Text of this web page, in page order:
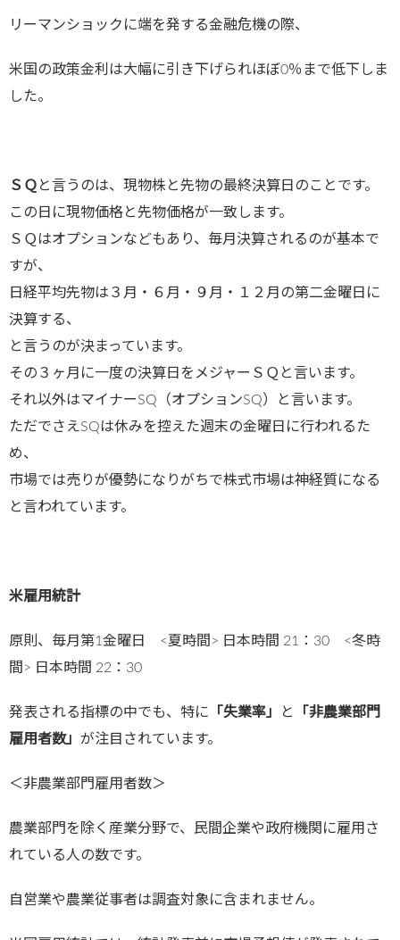
リーマンショックに端を発する金融危機の際、
米国の政策金利は大幅に引き下げられほぼ0％まで低下しま
した。
ＳＱ と言うのは、現物株と先物の最終決算日のことです。
この日に現物価格と先物価格が一致します。
ＳＱはオプションなどもあり、毎月決算されるのが基本で
すが、
日経平均先物は３月・６月・９月・１２月の第二金曜日に
決算する、
と言うのが決まっています。
その３ヶ月に一度の決算日をメジャーＳＱと言います。
それ以外はマイナーSQ（オプションSQ）と言います。
ただでさえSQは休みを控えた週末の金曜日に行われるた
め、
市場では売りが優勢になりがちで株式市場は神経質になる
と言われています。
米雇用統計
原則、毎月第1金曜日 <夏時間> 日本時間 21：30 <冬時
間> 日本時間 22：30
発表される指標の中でも、特に 「失業率」 と
「非農業部門
雇用者数」 が注目されています。
＜非農業部門雇用者数＞
農業部門を除く産業分野で、民間企業や政府機関に雇用さ
れている人の数です。
自営業や農業従事者は調査対象に含まれません。